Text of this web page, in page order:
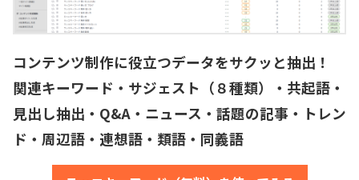
コンテンツ制作に役立つデータをサクッと抽出！
関連キーワード・サジェスト（８種類）・共起語・
見出し抽出・Q&A・ニュース・話題の記事・トレン
ド・周辺語・連想語・類語・同義語